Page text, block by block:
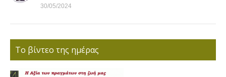
30/05/2024
Το βίντεο της ημέρας